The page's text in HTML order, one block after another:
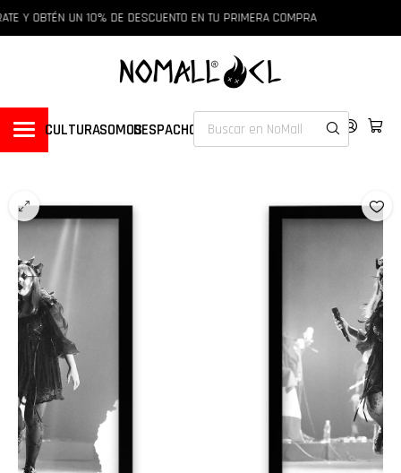
Y OBTÉN UN 10% DE DESCUENTO EN TU PRIMERA COMPRA
CULTURASOMOSDESPACHOS